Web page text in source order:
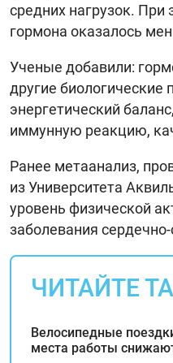
средних нагрузок.
гормона оказалось
Ученые добавили:
другие
энергетический
иммунную реакцию,
Ранее метаанализ,
из Университета
уровень физической
заболевания
ЧИТАЙТЕ
Велосипедные
места работы